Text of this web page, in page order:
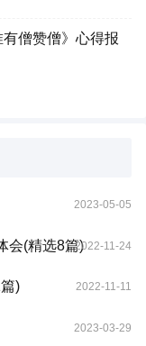
有僧赞僧》心得报
2023-05-05
会(精选8篇)2022-11-24
) 2022-11-11
2023-03-29